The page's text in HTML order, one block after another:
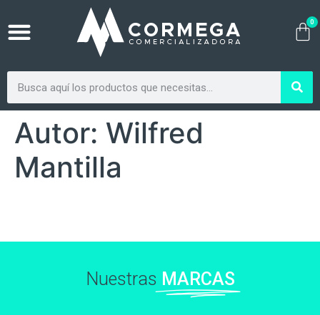
0
Autor: Wilfred
Mantilla
Nuestras MARCAS